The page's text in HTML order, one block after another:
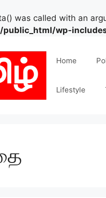
was called with an
public_html/wp-
Home
Lifestyle